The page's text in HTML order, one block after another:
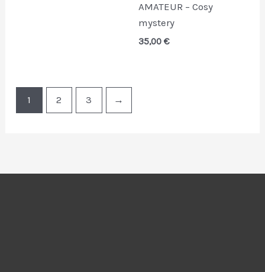
AMATEUR – Cosy
mystery
35,00 €
1 2 3 →